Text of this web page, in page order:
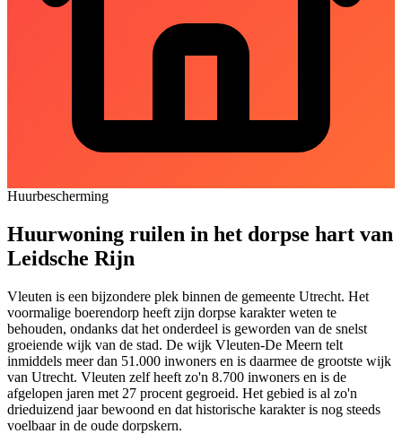
Huurbescherming
Huurwoning ruilen in het dorpse hart van
Leidsche Rijn
Vleuten is een bijzondere plek binnen de gemeente Utrecht. Het
voormalige boerendorp heeft zijn dorpse karakter weten te
behouden, ondanks dat het onderdeel is geworden van de snelst
groeiende wijk van de stad. De wijk Vleuten-De Meern telt
inmiddels meer dan 51.000 inwoners en is daarmee de grootste wijk
van Utrecht. Vleuten zelf heeft zo'n 8.700 inwoners en is de
afgelopen jaren met 27 procent gegroeid. Het gebied is al zo'n
drieduizend jaar bewoond en dat historische karakter is nog steeds
voelbaar in de oude dorpskern.